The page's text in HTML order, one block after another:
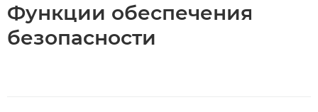
Функции обеспечения
безопасности